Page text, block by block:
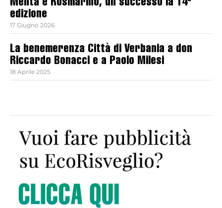
Menta e Rosmarino, un successo la 14ª
edizione
17 Giugno 2026
La benemerenza Città di Verbania a don
Riccardo Bonacci e a Paolo Milesi
18 Aprile 2025